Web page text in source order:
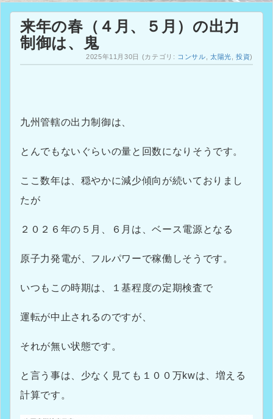
来年の春（４月、５月）の出力
制御は、鬼
2025年11月30日 (カテゴリ: コンサル 太陽光 ,投資)
九州管轄の出力制御は、
とんでもないぐらいの量と回数になりそうです。
ここ数年は、穏やかに減少傾向が続いておりまし
たが
２０２６年の５月、６月は、ベース電源となる
原子力発電が、フルパワーで稼働しそうです。
いつもこの時期は、１基程度の定期検査で
運転が中止されるのですが、
それが無い状態です。
と言う事は、少なく見ても１００万kwは、増える
計算です。